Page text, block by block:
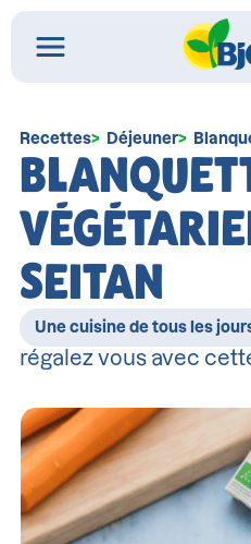
Recettes Déjeuner
SEITAN
Une cuisine de tous les
régalez vous avec